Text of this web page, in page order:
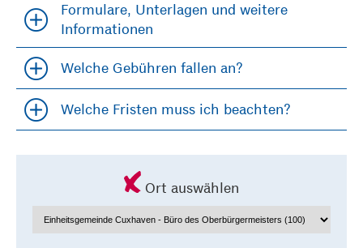
Accordion öfffnen und schließen
Formulare, Unterlagen und weitere
Informationen
Accordion öfffnen und schließen
Welche Gebühren fallen an?
Accordion öfffnen und schließen
Welche Fristen muss ich beachten?
Ort auswählen